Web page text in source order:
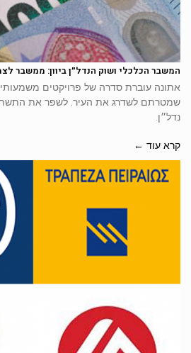
המשבר הכלכלי ושוק הנדל״ן ביוון: ממשבר
אתונה עוברת סדרה של פרויקטים
שמטרתם לשדרג את העיר, לשפר את
נדל״ן.
קרא עוד ←